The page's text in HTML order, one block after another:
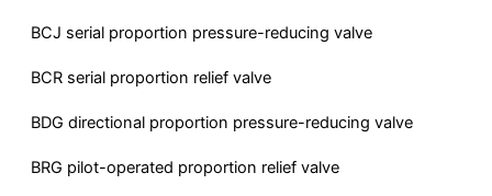
BCJ serial proportion pressure-reducing valve
BCR serial proportion relief valve
BDG directional proportion pressure-reducing valve
BRG pilot-operated proportion relief valve